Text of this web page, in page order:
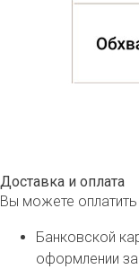
Доставка и оплата
Вы можете оплатить
Банковской
оформлении